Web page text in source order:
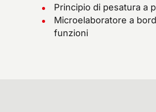
Principio di pesatura a
Microelaboratore a
funzioni